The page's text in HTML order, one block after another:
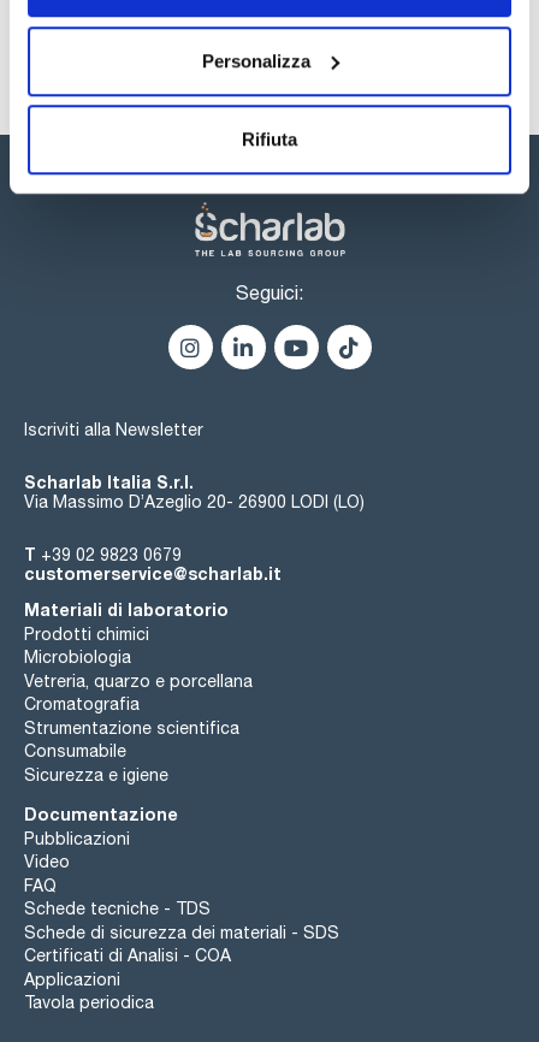
Personalizza
Rifiuta
Seguici:
Iscriviti alla Newsletter
Scharlab Italia S.r.l.
Via Massimo D’Azeglio 20- 26900 LODI (LO)
T +39 02 9823 0679
customerservice@scharlab.it
Materiali di laboratorio
Prodotti chimici
Microbiologia
Vetreria, quarzo e porcellana
Cromatografia
Strumentazione scientifica
Consumabile
Sicurezza e igiene
Documentazione
Pubblicazioni
Video
FAQ
Schede tecniche - TDS
Schede di sicurezza dei materiali - SDS
Certificati di Analisi - COA
Applicazioni
Tavola periodica